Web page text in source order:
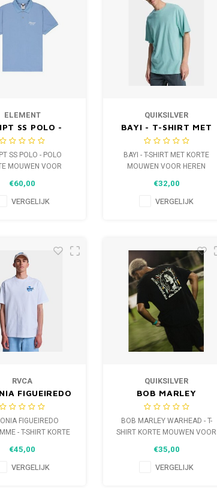
ELEMENT
SS POLO -
KORTE
VOOR
HEREN
SS POLO - POLO
MOUWEN VOOR
€60,00
VERGELIJK
QUIKSILVER
BAYI - T-SHIRT MET
KORTE MOUWEN
VOOR HEREN
BAYI - T-SHIRT MET KORTE
MOUWEN VOOR HEREN
€32,00
VERGELIJK
RVCA
FIGUEIREDO
- T-SHIRT
MOUWEN
HEREN
FIGUEIREDO
- T-SHIRT KORTE
€45,00
VERGELIJK
QUIKSILVER
BOB MARLEY
WARHEAD - T-SHIRT
KORTE MOUWEN
VOOR HEREN
BOB MARLEY WARHEAD - T-
SHIRT KORTE MOUWEN VOOR
€35,00
VERGELIJK